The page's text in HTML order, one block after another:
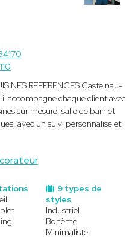
REFERENCES Castelnau-
il accompagne chaque client avec
sur mesure, salle de bain et
avec un suivi personnalisé et
9 types de
styles
Industriel
Bohème
Minimaliste